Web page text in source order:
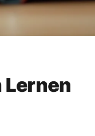
Lernen